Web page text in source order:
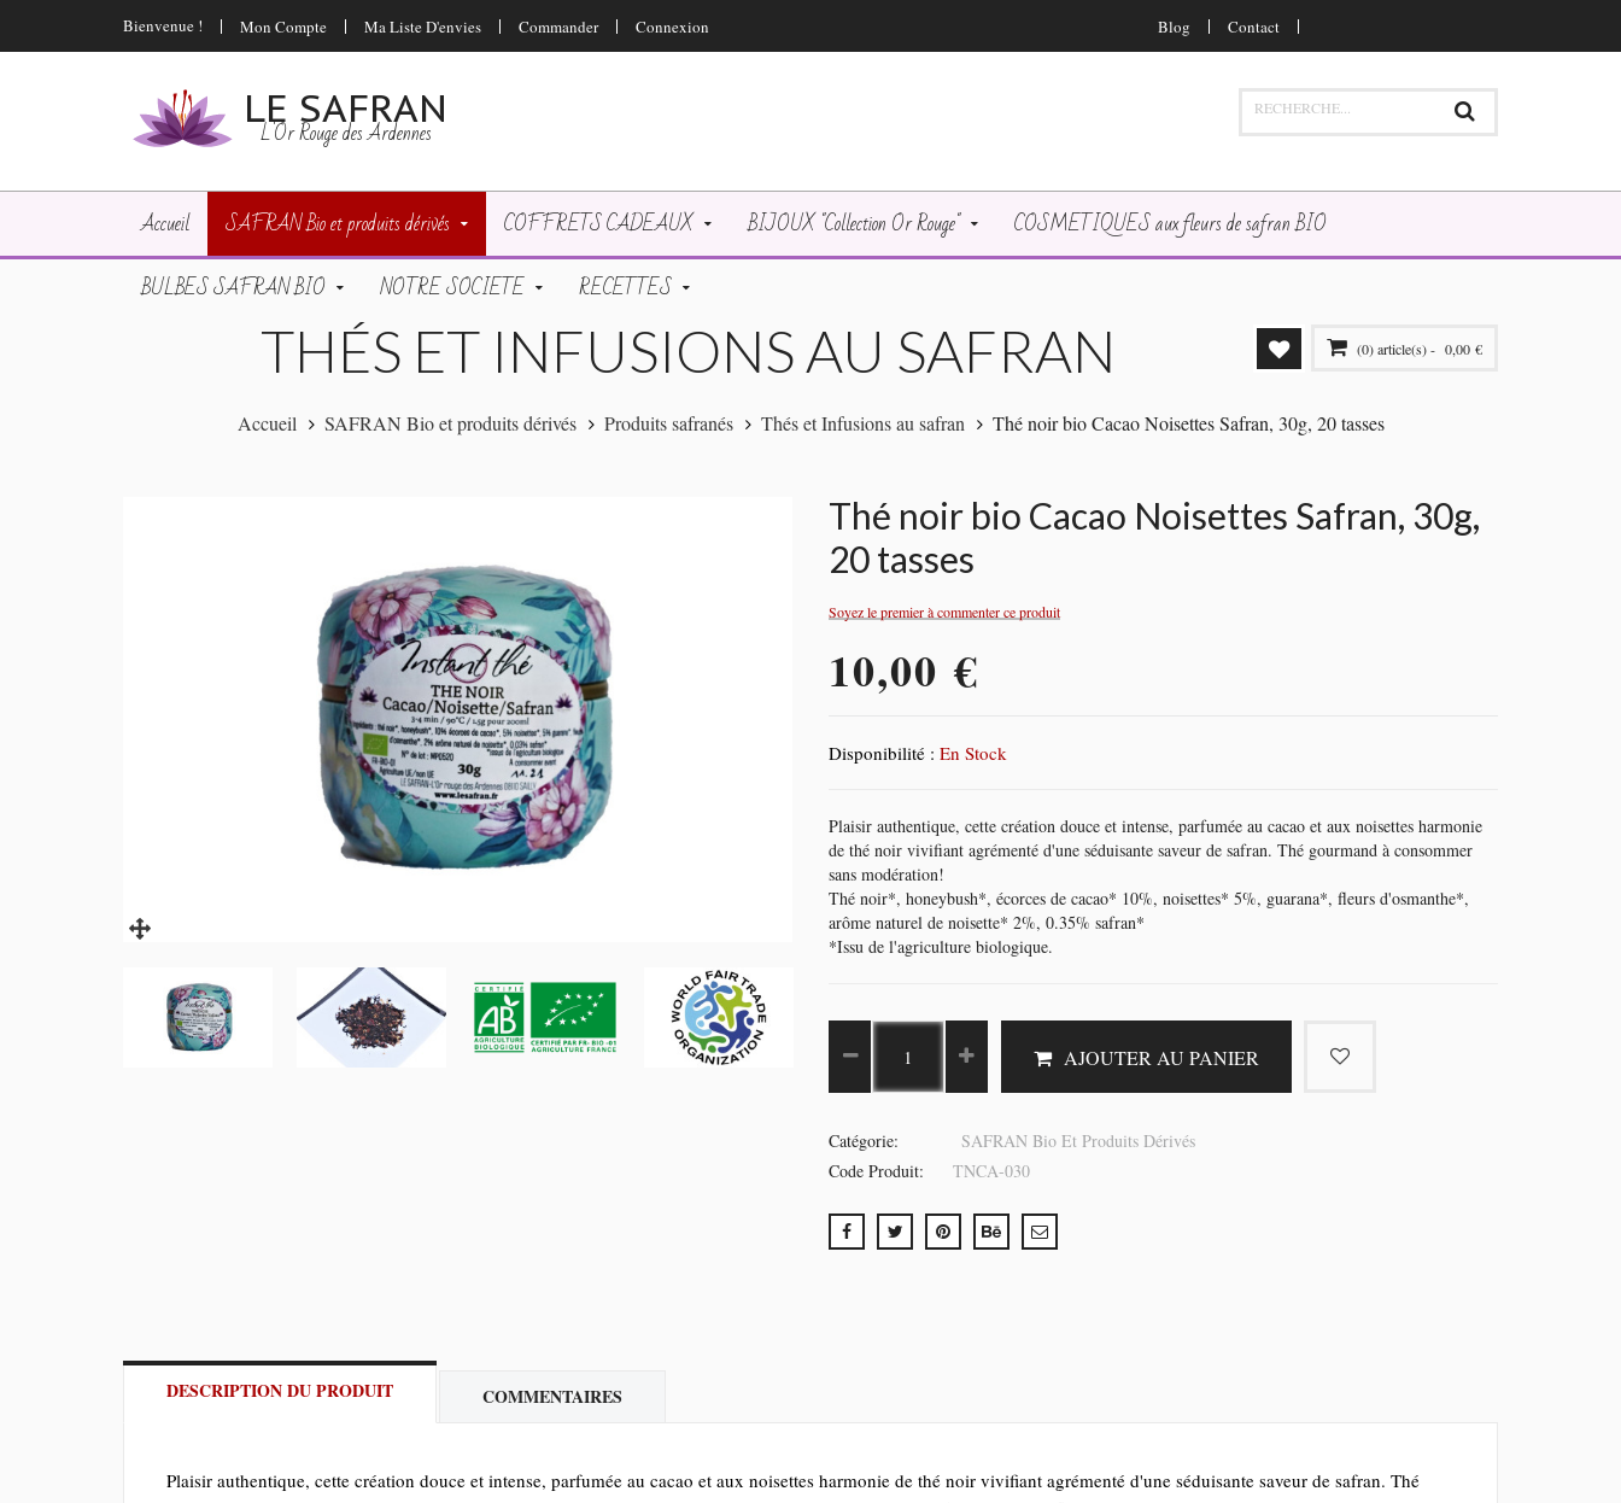
Bienvenue ! Mon Compte Ma Liste D'envies Commander Connexion Blog Contact
LE SAFRAN
L'Or Rouge des Ardennes
Accueil SAFRAN Bio et produits dérivés COFFRETS CADEAUX BIJOUX "Collection Or Rouge"
COSMETIQUES aux fleurs de safran BIO
BULBES SAFRAN BIO
NOTRE SOCIETE RECETTES
(0) article(s) - 0,00 €
PAYER
VOIR PANIER
THÉS ET INFUSIONS AU SAFRAN
Accueil SAFRAN Bio et produits dérivés Produits safranés Thés et Infusions au safran Thé noir bio Cacao Noisettes Safran, 30g, 20 tasses
Thé noir bio Cacao Noisettes Safran, 30g,
20 tasses
Soyez le premier à commenter ce produit
10,00 €
Disponibilité : En Stock
Plaisir authentique, cette création douce et intense, parfumée au cacao et aux noisettes harmonie
de thé noir vivifiant agrémenté d'une séduisante saveur de safran. Thé gourmand à consommer
sans modération!
Thé noir*, honeybush*, écorces de cacao* 10%, noisettes* 5%, guarana*, fleurs d'osmanthe*,
arôme naturel de noisette* 2%, 0.35% safran*
*Issu de l'agriculture biologique.
AJOUTER AU PANIER
Catégorie:
SAFRAN Bio Et Produits Dérivés
Code Produit:
TNCA-030
DESCRIPTION DU PRODUIT COMMENTAIRES
Plaisir authentique, cette création douce et intense, parfumée au cacao et aux noisettes harmonie de thé noir vivifiant agrémenté d'une séduisante saveur de safran. Thé